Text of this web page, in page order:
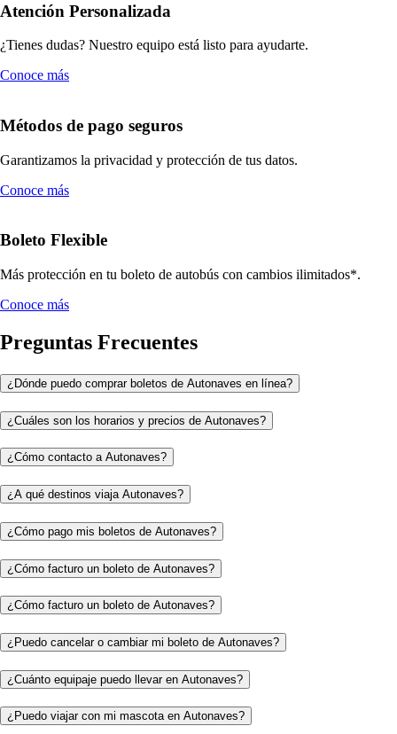
Atención Personalizada
¿Tienes dudas? Nuestro equipo está listo para ayudarte.
Conoce más
Métodos de pago seguros
Garantizamos la privacidad y protección de tus datos.
Conoce más
Boleto Flexible
Más protección en tu boleto de autobús con cambios ilimitados*.
Conoce más
Preguntas Frecuentes
¿Dónde puedo comprar boletos de Autonaves en línea?
¿Cuáles son los horarios y precios de Autonaves?
¿Cómo contacto a Autonaves?
¿A qué destinos viaja Autonaves?
¿Cómo pago mis boletos de Autonaves?
¿Cómo facturo un boleto de Autonaves?
¿Cómo facturo un boleto de Autonaves?
¿Puedo cancelar o cambiar mi boleto de Autonaves?
¿Cuánto equipaje puedo llevar en Autonaves?
¿Puedo viajar con mi mascota en Autonaves?